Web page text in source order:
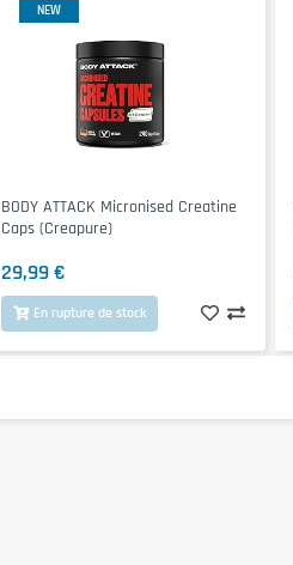
NEW
BODY ATTACK Micronised Creatine
Caps (Creapure)
29,99 €
En rupture de stock